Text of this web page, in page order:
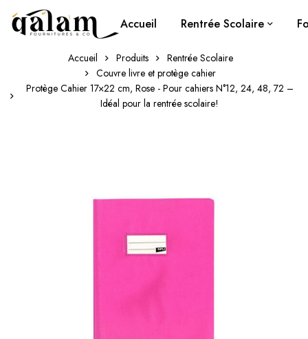
Accueil Rentrée Scolaire
Accueil Produits
Rentrée Scolaire
Couvre livre et protège cahier
Protège Cahier 17×22 cm, Rose - Pour cahiers N°12, 24, 48, 72 –
Idéal pour la rentrée scolaire!